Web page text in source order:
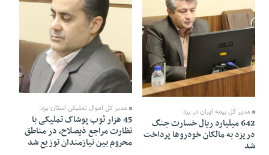
مدیر کل بیمه ایران در یزد:
642 میلیارد ریال خسارت جنگ
دریزد به مالکان خودروها پرداخت
شد
06 Mordad 1405 - 11:00
مدیر کل اموال تملیکی استان یزد:
45 هزار ثوب پوشاک تملیکی با
نظارت مراجع ذیصلاح، در مناطق
محروم بین نیازمندان توزیع شد